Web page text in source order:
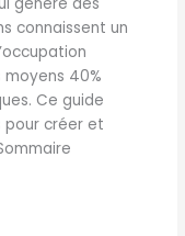
connaissent un
40%
Ce guide
pour créer et